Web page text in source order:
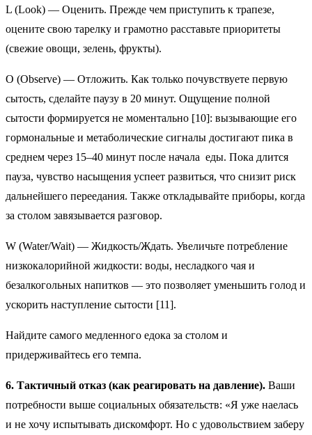
L (Look) — Оценить. Прежде чем приступить к трапезе,
оцените свою тарелку и грамотно расставьте приоритеты
(свежие овощи, зелень, фрукты).
O (Observe) — Отложить. Как только почувствуете первую
сытость, сделайте паузу в 20 минут. Ощущение полной
сытости формируется не моментально [10]: вызывающие его
гормональные и метаболические сигналы достигают пика в
среднем через 15–40 минут после начала еды. Пока длится
пауза, чувство насыщения успеет развиться, что снизит риск
дальнейшего переедания. Также откладывайте приборы, когда
за столом завязывается разговор.
W (Water/Wait) — Жидкость/Ждать. Увеличьте потребление
низкокалорийной жидкости: воды, несладкого чая и
безалкогольных напитков — это позволяет уменьшить голод и
ускорить наступление сытости [11].
Найдите самого медленного едока за столом и
придерживайтесь его темпа.
6. Тактичный отказ (как реагировать на давление). Ваши
потребности выше социальных обязательств: «Я уже наелась
и не хочу испытывать дискомфорт. Но с удовольствием заберу